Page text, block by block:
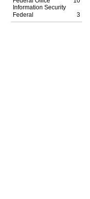
Information Security
3
Federal